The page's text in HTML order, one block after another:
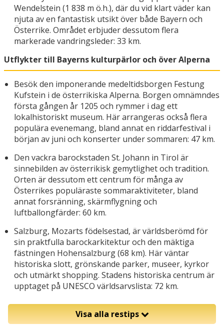
Wendelstein (1 838 m ö.h.), där du vid klart väder kan
njuta av en fantastisk utsikt över både Bayern och
Österrike. Området erbjuder dessutom flera
markerade vandringsleder: 33 km.
Utflykter till Bayerns kulturpärlor och över Alperna
Besök den imponerande medeltidsborgen Festung
Kufstein i de österrikiska Alperna. Borgen omnämndes
första gången år 1205 och rymmer i dag ett
lokalhistoriskt museum. Här arrangeras också flera
populära evenemang, bland annat en riddarfestival i
början av juni och konserter under sommaren: 47 km.
Den vackra barockstaden St. Johann in Tirol är
sinnebilden av österrikisk gemytlighet och tradition.
Orten är dessutom ett centrum för många av
Österrikes populäraste sommaraktiviteter, bland
annat forsränning, skärmflygning och
luftballongfärder: 60 km.
Salzburg, Mozarts födelsestad, är världsberömd för
sin praktfulla barockarkitektur och den mäktiga
fästningen Hohensalzburg (68 km). Här väntar
historiska slott, grönskande parker, museer, kyrkor
och utmärkt shopping. Stadens historiska centrum är
upptaget på UNESCO världsarvslista: 72 km.
Visa alla restips